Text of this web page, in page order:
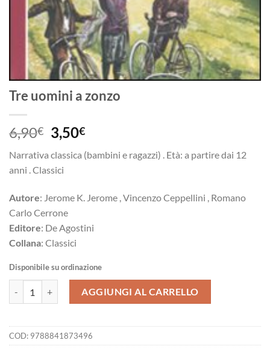
Tre uomini a zonzo
6,90€ Il
prezzo
originale
era:
3,50€Il
attuale
Narrativa classica (bambini e ragazzi) . Età: a partire dai 12
anni . Classici
Autore: Jerome K. Jerome , Vincenzo Ceppellini , Romano
Carlo Cerrone
Editore: De Agostini
Collana: Classici
Disponibile su ordinazione
AGGIUNGI AL CARRELLO
COD: 9788841873496